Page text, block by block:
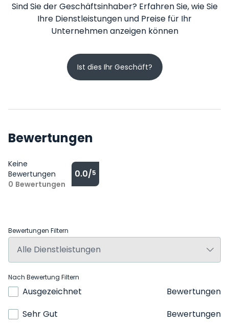
Sind Sie der Geschäftsinhaber? Erfahren Sie, wie Sie
Ihre Dienstleistungen und Preise für Ihr
Unternehmen anzeigen können
Ist dies Ihr Geschäft?
Bewertungen
Keine
Bewertungen
0 Bewertungen
0.0/5
Bewertungen Filtern
Nach Bewertung Filtern
Ausgezeichnet
Bewertungen
Sehr Gut
Bewertungen